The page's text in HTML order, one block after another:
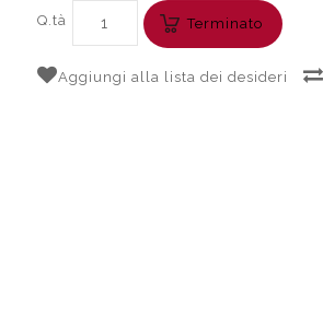
Q.tà Terminato
Aggiungi alla lista dei desideri